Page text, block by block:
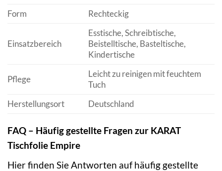
Form
Rechteckig
Einsatzbereich
Esstische, Schreibtische,
Beistelltische, Basteltische,
Kindertische
Pflege
Leicht zu reinigen mit feuchtem
Tuch
Herstellungsort
Deutschland
FAQ – Häufig gestellte Fragen zur KARAT
Tischfolie Empire
Hier finden Sie Antworten auf häufig gestellte